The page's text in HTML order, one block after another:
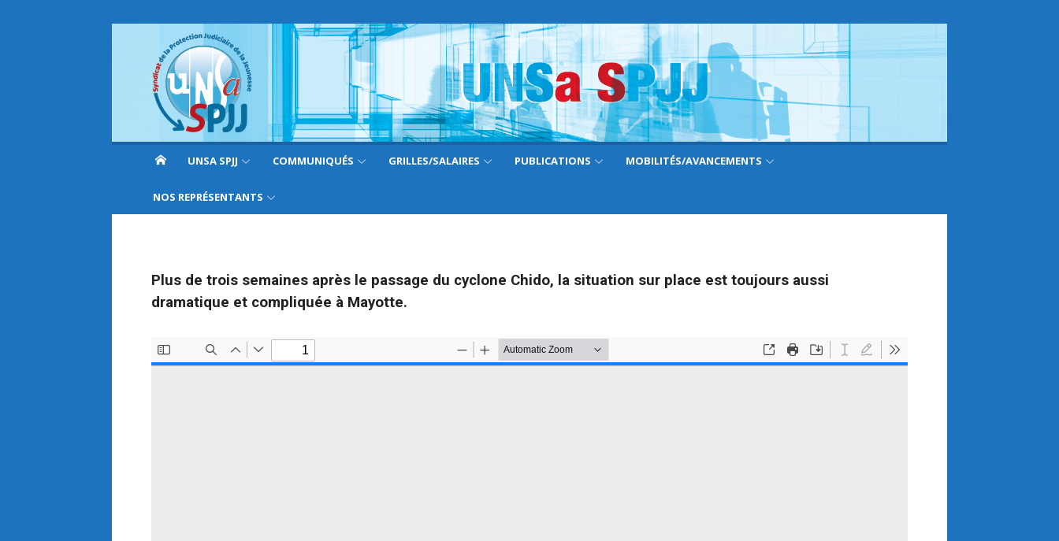
UNSA SPJJ COMMUNIQUÉS GRILLES/SALAIRES PUBLICATIONS MOBILITÉS/AVANCEMENTS
NOS REPRÉSENTANTS
Plus de trois semaines après le passage du cyclone Chido, la situation sur place est toujours aussi
dramatique et compliquée à Mayotte.